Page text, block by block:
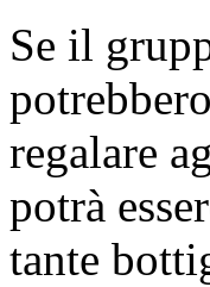
Se il
regalare
potrà
tante